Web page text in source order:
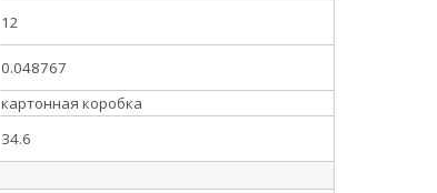
12
0.048767
картонная коробка
34.6